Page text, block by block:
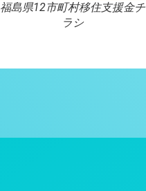
福島県12市町村移住支援金チ
ラシ